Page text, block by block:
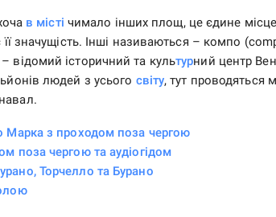
в місті чимало інших площ, це єдине
значущість. Інші називаються – компо
відомий історичний та культурний центр
людей з усього світу, тут проводяться
Марка з проходом поза чергою
поза чергою та аудіогідом
Торчелло та Бурано